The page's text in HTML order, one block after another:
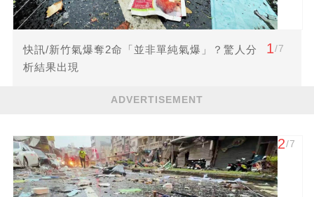
快訊/新竹氣爆奪2命「並非單純氣爆」？驚人分
析結果出現
1/7
ADVERTISEMENT
2/7